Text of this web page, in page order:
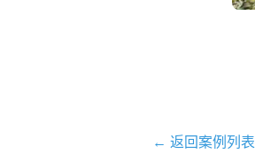
← 返回案例列表